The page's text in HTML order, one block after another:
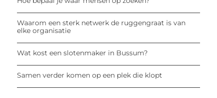
Waarom een sterk netwerk de ruggengraat is van
elke organisatie
Wat kost een slotenmaker in Bussum?
Samen verder komen op een plek die klopt